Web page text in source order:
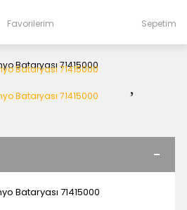
Favorilerim Sepetim
Bataryası 71415000